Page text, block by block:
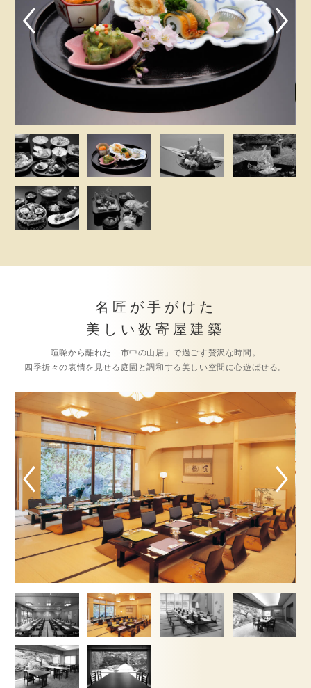
名匠が手がけた
美しい数寄屋建築
喧噪から離れた「市中の山居」で過ごす贅沢な時間。
四季折々の表情を見せる庭園と調和する美しい空間に心遊ばせる。